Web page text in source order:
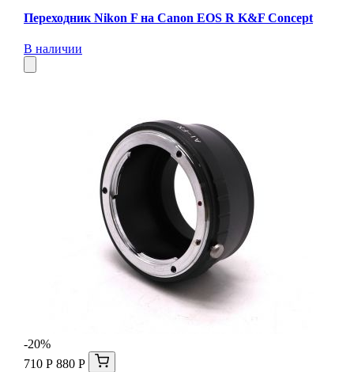
Переходник Nikon F на Canon EOS R K&F Concept
В наличии
-20%
710 Р 880 Р